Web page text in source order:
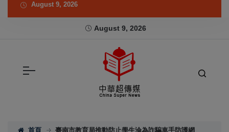
August 9, 2026
August 9, 2026
首頁 臺南市教育局推動防止學生淪為詐騙車手防護網